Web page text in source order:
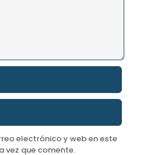
electrónico y web en este
vez que comente.